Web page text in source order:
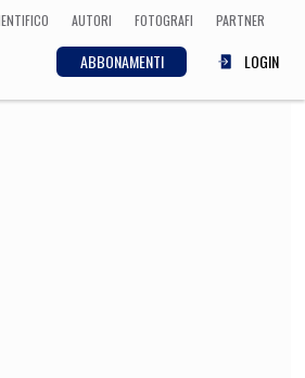
AUTORI FOTOGRAFI PARTNER
ABBONAMENTI LOGIN